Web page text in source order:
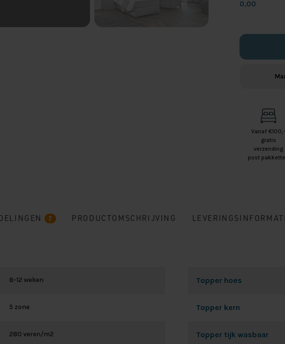
0,00
Vanaf €100,-
gratis
verzending
post
7 PRODUCTOMSCHRIJVING
8-12 weken
5 zone
280 veren/m2
Topper hoes
Topper kern
Topper tijk wasbaar